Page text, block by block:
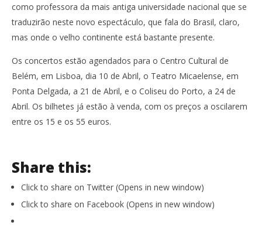
como professora da mais antiga universidade nacional que se
traduzirão neste novo espectáculo, que fala do Brasil, claro,
mas onde o velho continente está bastante presente.
Os concertos estão agendados para o Centro Cultural de
Belém, em Lisboa, dia 10 de Abril, o Teatro Micaelense, em
Ponta Delgada, a 21 de Abril, e o Coliseu do Porto, a 24 de
Abril. Os bilhetes já estão à venda, com os preços a oscilarem
entre os 15 e os 55 euros.
Share this:
Click to share on Twitter (Opens in new window)
Click to share on Facebook (Opens in new window)